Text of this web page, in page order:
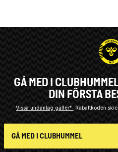
GÅ MED I
DIN FÖRSTA
Vissa undantag gäller* Rabattkoden
GÅ MED I CLUBHUMMEL